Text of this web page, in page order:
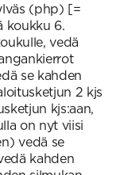
(php) [=
koukku 6.
vedä
se kahden
2 kjs
kjs:aan,
on nyt viisi
vedä se
kahden